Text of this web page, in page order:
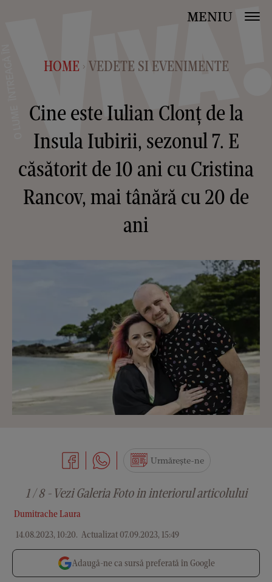
MENIU
HOME > VEDETE SI EVENIMENTE
Cine este Iulian Clonț de la
Insula Iubirii, sezonul 7. E
căsătorit de 10 ani cu Cristina
Rancov, mai tânără cu 20 de
ani
Dumitrache Laura
14.08.2023, 10:20. Actualizat 07.09.2023, 15:49
Urmărește-ne
1 / 8 - Vezi Galeria Foto in interiorul articolului
Adaugă-ne ca sursă preferată în Google